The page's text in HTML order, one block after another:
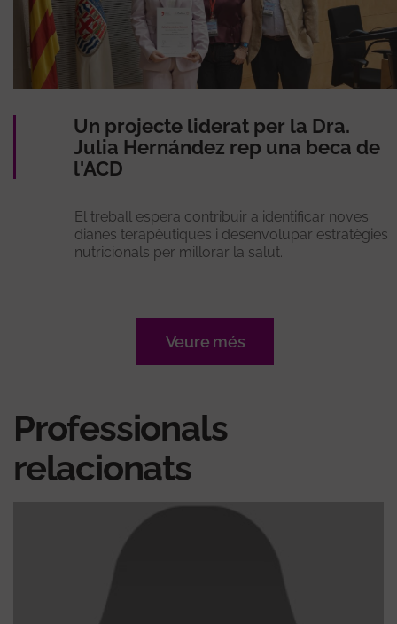
Un projecte liderat per la Dra.
Julia Hernández rep una beca de
l'ACD
El treball espera contribuir a identificar noves
dianes terapèutiques i desenvolupar estratègies
nutricionals per millorar la salut.
Veure més
Professionals
relacionats